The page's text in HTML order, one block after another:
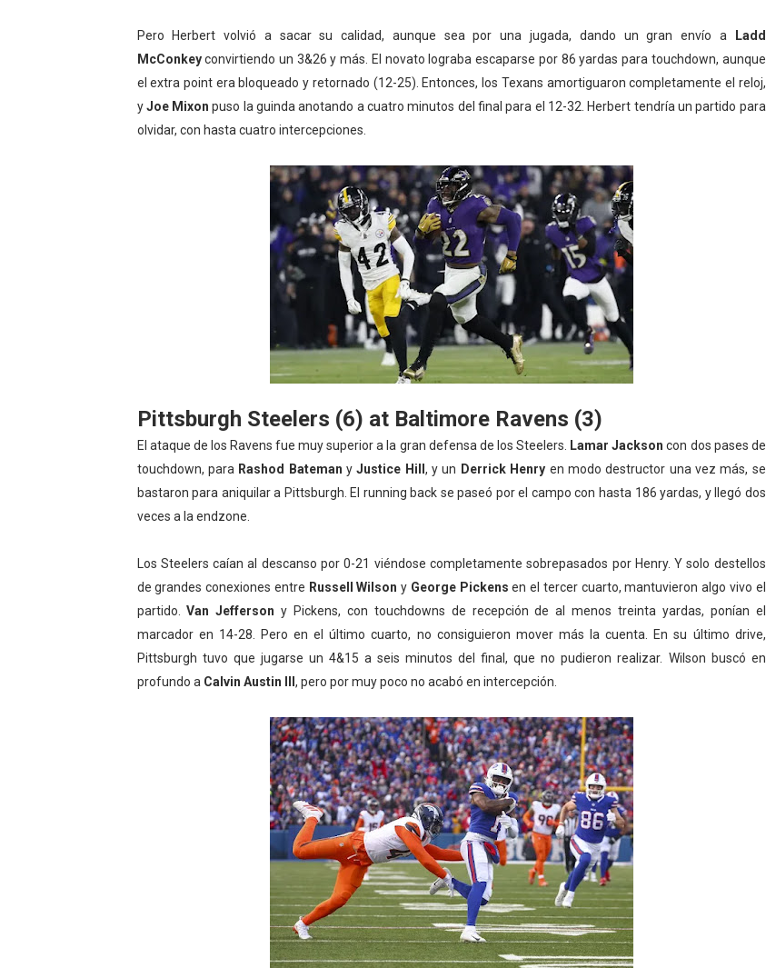
Pero Herbert volvió a sacar su calidad, aunque sea por una jugada, dando un gran envío a Ladd
McConkeyconvirtiendo un 3&26 y más. El novato lograba escaparse por 86 yardas para touchdown, aunque
el extra point era bloqueado y retornado (12-25). Entonces, los Texans amortiguaron completamente el reloj,
yJoe Mixon puso la guinda anotando a cuatro minutos del final para el 12-32. Herbert tendría un partido para
olvidar, con hasta cuatro intercepciones.
Pittsburgh Steelers (6) at Baltimore Ravens (3)
El ataque de los Ravens fue muy superior a la gran defensa de los Steelers. Lamar Jackson con dos pases de
touchdown, para Rashod Bateman yJustice Hill , y un Derrick Henry en modo destructor una vez más, se
bastaron para aniquilar a Pittsburgh. El running back se paseó por el campo con hasta 186 yardas, y llegó dos
veces a la endzone.
Los Steelers caían al descanso por 0-21 viéndose completamente sobrepasados por Henry. Y solo destellos
de grandes conexiones entre Russell Wilson y George Pickens en el tercer cuarto, mantuvieron algo vivo el
partido.Van Jeffersony Pickens, con touchdowns de recepción de al menos treinta yardas, ponían el
marcador en 14-28. Pero en el último cuarto, no consiguieron mover más la cuenta. En su último drive,
Pittsburgh tuvo que jugarse un 4&15 a seis minutos del final, que no pudieron realizar. Wilson buscó en
profundo a Calvin Austin III , pero por muy poco no acabó en intercepción.